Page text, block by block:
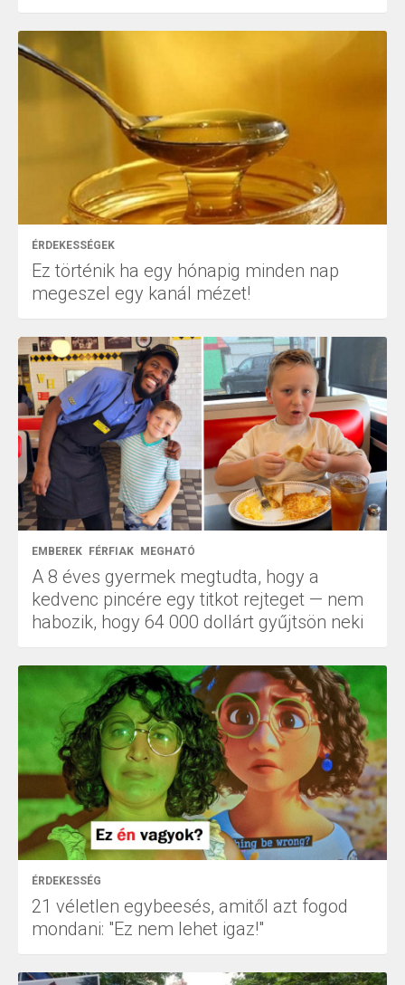
ÉRDEKESSÉGEK
Ez történik ha egy hónapig minden nap
megeszel egy kanál mézet!
EMBEREK FÉRFIAK MEGHATÓ
A 8 éves gyermek megtudta, hogy a
kedvenc pincére egy titkot rejteget — nem
habozik, hogy 64 000 dollárt gyűjtsön neki
ÉRDEKESSÉG
21 véletlen egybeesés, amitől azt fogod
mondani: "Ez nem lehet igaz!"